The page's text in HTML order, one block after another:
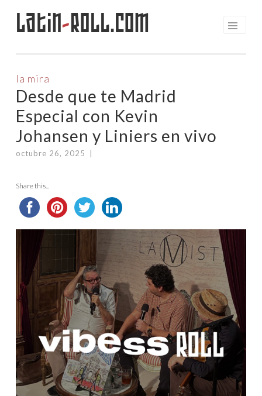
Saltar
Latin-Roll.com
la mira
Desde que te Madrid
Especial con Kevin
Johansen y Liniers en vivo
octubre 26, 2025
Share this...